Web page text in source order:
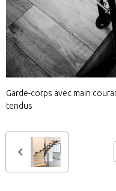
Garde-corps avec main
tendus